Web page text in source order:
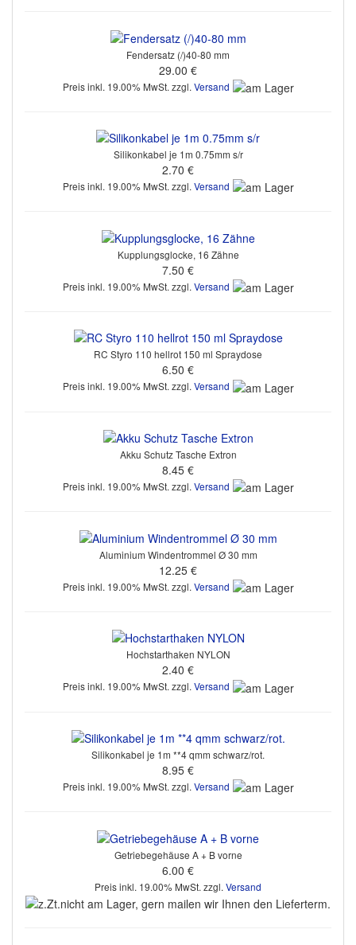
Fendersatz (/)40-80 mm
29.00 €
Preis inkl. 19.00% MwSt. zzgl. Versand
Silikonkabel je 1m 0.75mm s/r
2.70 €
Preis inkl. 19.00% MwSt. zzgl. Versand
Kupplungsglocke, 16 Zähne
7.50 €
Preis inkl. 19.00% MwSt. zzgl. Versand
RC Styro 110 hellrot 150 ml Spraydose
6.50 €
Preis inkl. 19.00% MwSt. zzgl.Versand
Akku Schutz Tasche Extron
8.45 €
Preis inkl. 19.00% MwSt. zzgl. Versand
Aluminium Windentrommel Ø 30 mm
12.25 €
Preis inkl. 19.00% MwSt. zzgl. Versand
Hochstarthaken NYLON
2.40 €
Preis inkl. 19.00% MwSt. zzgl.Versand
Silikonkabel je 1m **4 qmm schwarz/rot.
8.95 €
Preis inkl. 19.00% MwSt. zzgl. Versand
Getriebegehäuse A + B vorne
6.00 €
Preis inkl. 19.00% MwSt. zzgl. Versand